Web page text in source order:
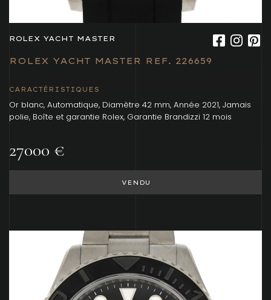
ROLEX YACHT MASTER
ROLEX YACHT MASTER REF. 226659
CARACTÉRISTIQUES
Or blanc, Automatique, Diamètre 42 mm, Année 2021, Jamais
polie, Boîte et garantie Rolex, Garantie Brandizzi 12 mois
27000 €
VENDU